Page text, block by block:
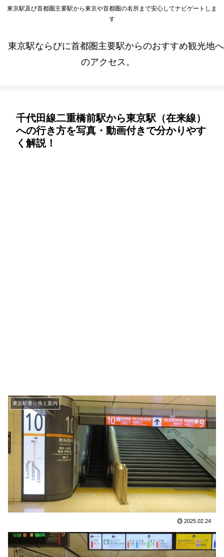
東京駅及び首都圏主要駅から東京や首都圏の名所まで安心してナビゲートしま
す
東京駅ならびに首都圏主要駅からのおすすめ観光地へ
のアクセス。
千代田線二重橋前駅から東京駅（在来線）
への行き方を写真・動画付きで分かりやす
く解説！
東京駅乗り換え案内
2025.02.24